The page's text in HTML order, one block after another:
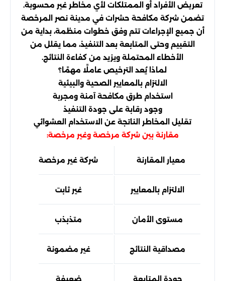
تعريض الأفراد أو الممتلكات لأي مخاطر غير محسوبة.
تضمن شركة مكافحة حشرات في مدينة نصر المرخصة
أن جميع الإجراءات تتم وفق خطوات منظمة، بداية من
التقييم وحتى المتابعة بعد التنفيذ، مما يقلل من
الأخطاء المحتملة ويزيد من كفاءة النتائج.
لماذا يُعد الترخيص عاملًا مهمًا؟
الالتزام بالمعايير الصحية والبيئية
استخدام طرق مكافحة آمنة ومجربة
وجود رقابة على جودة التنفيذ
تقليل المخاطر الناتجة عن الاستخدام العشوائي
مقارنة بين شركة مرخصة وغير مرخصة:
معيار المقارنة شركة غير مرخصة
الالتزام بالمعايير غير ثابت
مستوى الأمان متذبذب
مصداقية النتائج غير مضمونة
جودة المتابعة ضعيفة